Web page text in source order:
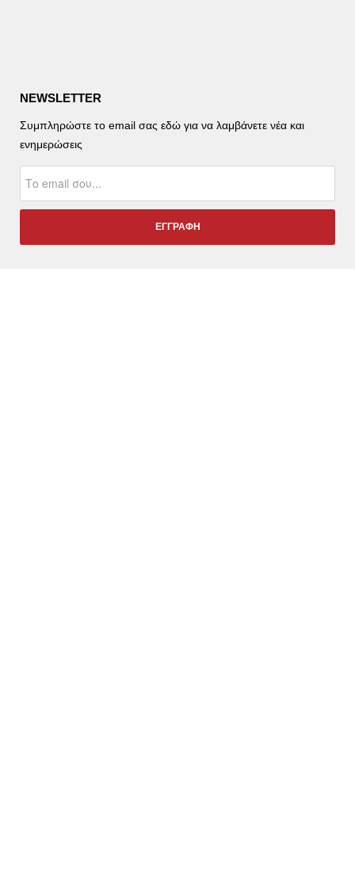
NEWSLETTER
Συμπληρώστε το email σας εδώ για να λαμβάνετε νέα και
ενημερώσεις